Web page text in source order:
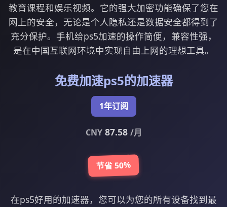
教育课程和娱乐视频。它的强大加密功能确保了您在
网上的安全，无论是个人隐私还是数据安全都得到了
充分保护。手机给ps5加速的操作简便，兼容性强，
是在中国互联网环境中实现自由上网的理想工具。
免费加速ps5的加速器
1年订阅
CNY87.58 /月
节省 50%
在ps5好用的加速器，您可以为您的所有设备找到最